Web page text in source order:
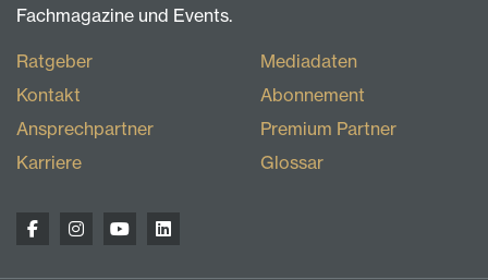
Fachmagazine und Events.
Ratgeber
Kontakt
Ansprechpartner
Karriere
Mediadaten
Abonnement
Premium Partner
Glossar